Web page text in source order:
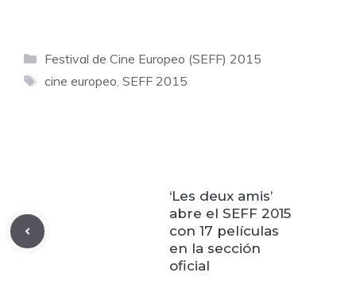
Categorías
Festival de Cine Europeo (SEFF) 2015
Etiquetas
cine europeo, SEFF 2015
‘Les deux amis’
abre el SEFF 2015
con 17 películas
en la sección
oficial